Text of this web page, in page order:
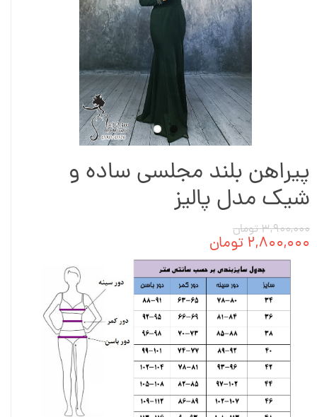
پیراهن بلند مجلسی ساده و
شیک مدل پالیز
۳,۹۰۰,۰۰۰ تومان
۲,۸۰۰,۰۰۰ تومان